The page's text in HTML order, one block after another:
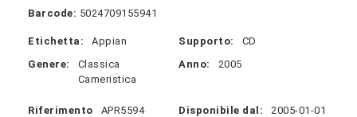
Barcode: 5024709155941
Etichetta: Appian Supporto:
CD
Genere:
Classica
Cameristica
Anno: 2005
Riferimento APR5594 Disponibile dal: 2005-01-01